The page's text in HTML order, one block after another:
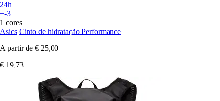
24h
+-3
1 cores
Asics Cinto de hidratação Performance
A partir de € 25,00
€ 19,73